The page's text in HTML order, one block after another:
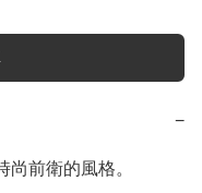
−
前衛的風格。